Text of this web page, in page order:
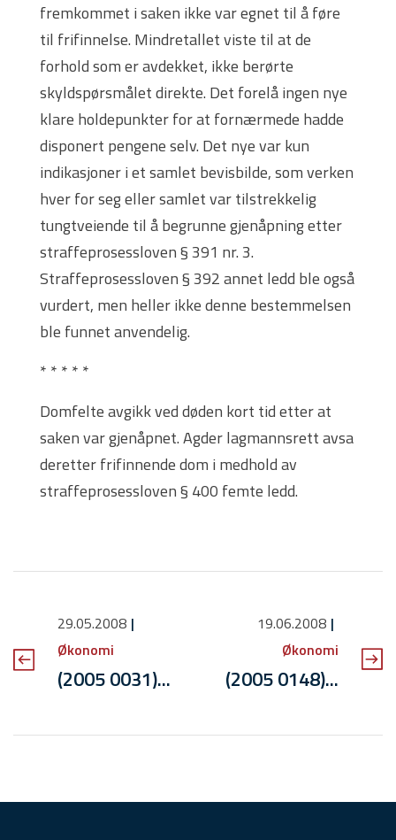
fremkommet i saken ikke var egnet til å føre
til frifinnelse. Mindretallet viste til at de
forhold som er avdekket, ikke berørte
skyldspørsmålet direkte. Det forelå ingen nye
klare holdepunkter for at fornærmede hadde
disponert pengene selv. Det nye var kun
indikasjoner i et samlet bevisbilde, som verken
hver for seg eller samlet var tilstrekkelig
tungtveiende til å begrunne gjenåpning etter
straffeprosessloven § 391 nr. 3.
Straffeprosessloven § 392 annet ledd ble også
vurdert, men heller ikke denne bestemmelsen
ble funnet anvendelig.
* * * * *
Domfelte avgikk ved døden kort tid etter at
saken var gjenåpnet. Agder lagmannsrett avsa
deretter frifinnende dom i medhold av
straffeprosessloven § 400 femte ledd.
29.05.2008
Økonomi
(2005 0031)...
19.06.2008
Økonomi
(2005 0148)...